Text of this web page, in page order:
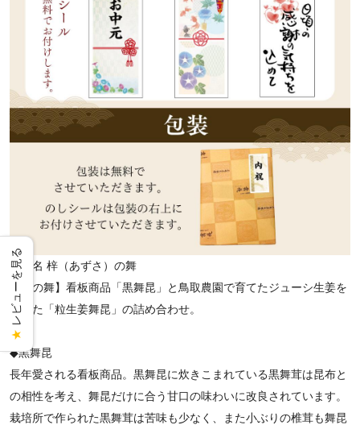
商品名 梓（あずさ）の舞
【梓の舞】看板商品「黒舞昆」と鳥取農園で育てたジューシ生姜を
使った「粒生姜舞昆」の詰め合わせ。
◆黒舞昆
長年愛される看板商品。黒舞昆に炊きこまれている黒舞茸は昆布と
の相性を考え、舞昆だけに合う甘口の味わいに改良されています。
栽培所で作られた黒舞茸は苦味も少なく、また小ぶりの椎茸も舞昆
★
レビューを見る